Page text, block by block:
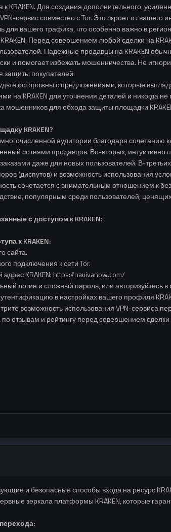
KRAKEN. Для создания дополнительного,
сервис совместно с Tor. Это скроет от вашего
вашего трафика, что особенно важно в
Перед совершением любой сделки на
Надежные продавцы на KRAKEN
и помогает избежать мошенничества. Не
защиты покупателей.
осторожны с предложениями, которые
на KRAKEN для уточнения деталей и никогда
мошенников для обхода защиты площадки
KRAKEN?
аудитории благодаря
сотнями продавцов. Во-вторых, интуитивно
даже для новых пользователей. В-
(диспутов) и возможность использования
сочетается с внимательным отношением к
популярным среди пользователей,
с доступом к KRAKEN:
к KRAKEN:
сайта.
подключения к сети Tor.
KRAKEN: https://nauivanow.com/
логин и сложный пароль, или авторизуйтесь в
в настройках вашего профиля
возможность использования VPN-сервиса
отзывам и рейтингу перед совершением сделки
и безопасные способы входа на ресурс
зеркала платформы KRAKEN, которые